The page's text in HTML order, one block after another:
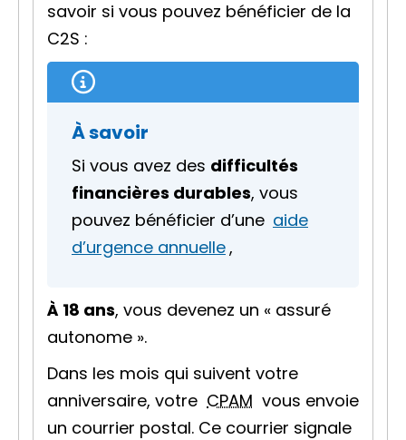
savoir si vous pouvez bénéficier de la
C2S :
À savoir
Si vous avez des difficultés
financières durables, vous
pouvez bénéficier d’une aide
d’urgence annuelle,
À 18 ans, vous devenez un « assuré
autonome ».
Dans les mois qui suivent votre
anniversaire, votre CPAM vous envoie
un courrier postal. Ce courrier signale